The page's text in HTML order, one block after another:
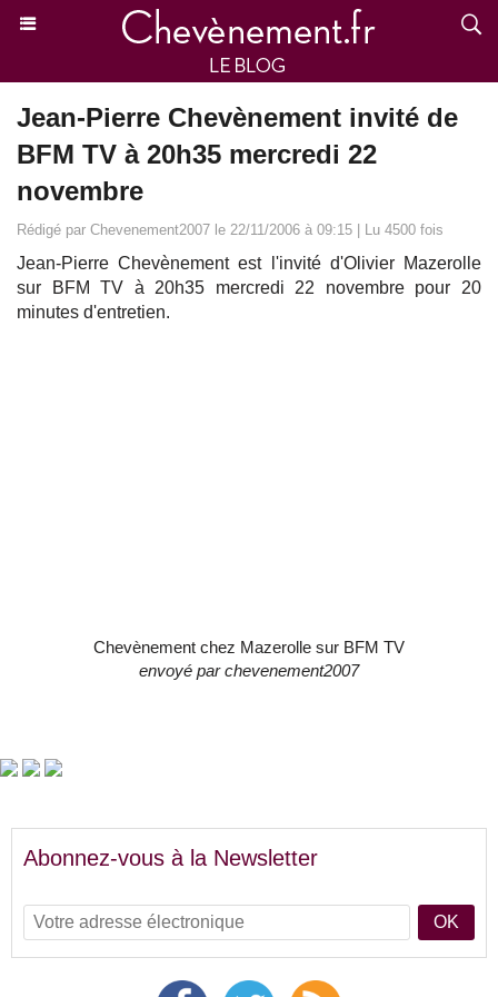
Jean-Pierre Chevènement invité de
BFM TV à 20h35 mercredi 22
novembre
Rédigé par Chevenement2007 le 22/11/2006 à 09:15 | Lu 4500 fois
Jean-Pierre Chevènement est l'invité d'Olivier Mazerolle
sur BFM TV à 20h35 mercredi 22 novembre pour 20
minutes d'entretien.
Chevènement chez Mazerolle sur BFM TV
envoyé parchevenement2007
Abonnez-vous à la Newsletter
OK